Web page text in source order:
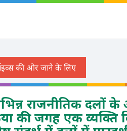
राजनीतिक दलों के
की जगह एक व्यक्ति